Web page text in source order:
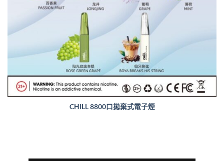
CHILL 8800口拋棄式電子煙